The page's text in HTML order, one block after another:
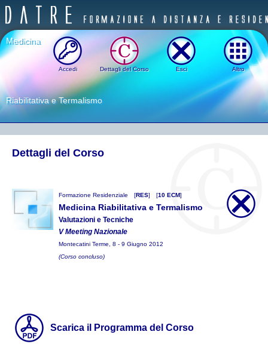
Accedi Dettagli del Corso Esci Altro
Medicina
Riabilitativa e Termalismo
Dettagli del Corso
Formazione Residenziale [RES] [10 ECM]
Medicina Riabilitativa e Termalismo
Valutazioni e Tecniche
V Meeting Nazionale
Montecatini Terme, 8 - 9 Giugno 2012
(Corso concluso)
Scarica il Programma del Corso